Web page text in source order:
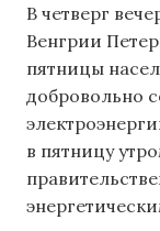
В четверг
Венгрии
пятницы
добровольно
в пятницу